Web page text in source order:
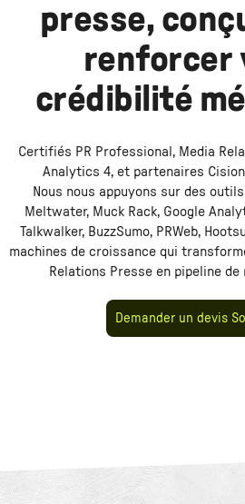
presse,
renforcer
crédibilité
Certifiés PR Professional, Media
Analytics 4, et partenaires
Nous nous appuyons sur des
Meltwater, Muck Rack, Google
Talkwalker, BuzzSumo, PRWeb,
machines de croissance qui
Relations Presseen pipeline de
Demander un devis